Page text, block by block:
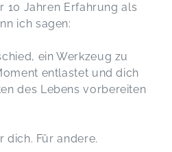
10 Jahren Erfahrung als
ich sagen:
ein Werkzeug zu
entlastet und dich
des Lebens vorbereiten
dich. Für andere.